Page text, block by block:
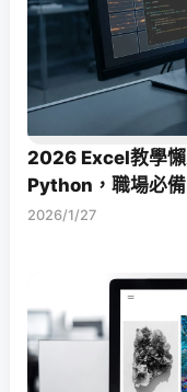
2026 Excel教學
Python，職場必
2026/1/27